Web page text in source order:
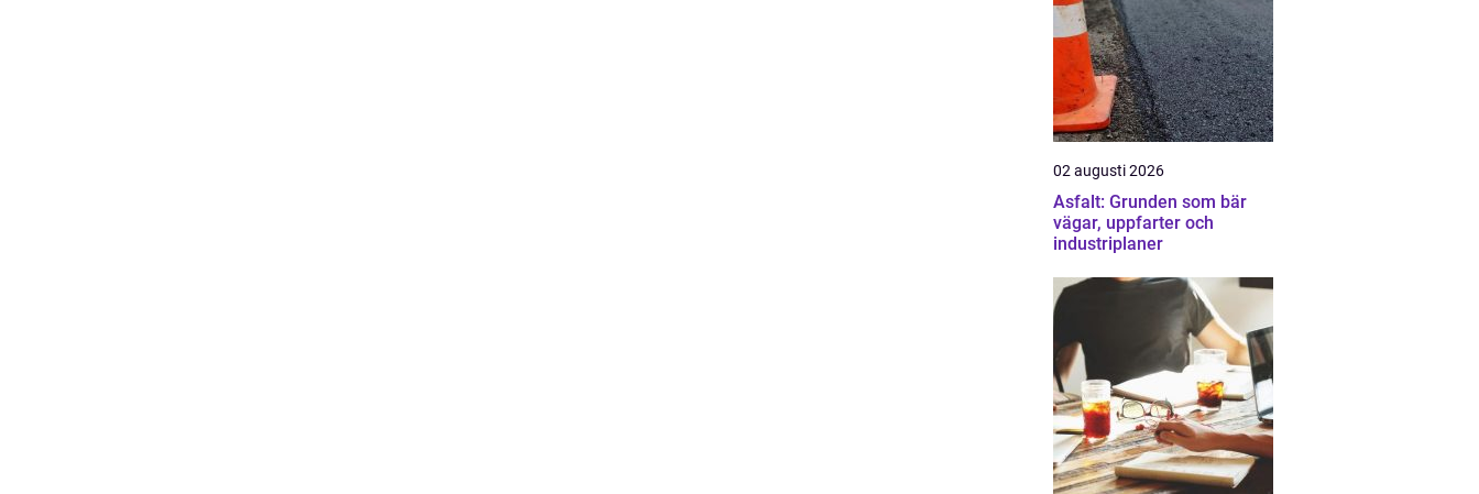
02 augusti 2026
Asfalt: Grunden som bär
vägar, uppfarter och
industriplaner